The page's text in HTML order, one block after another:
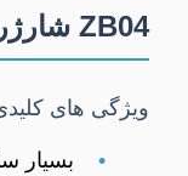
ZB04 شارژر خودروهای الکتریکی
ویژگی های
• بسیار